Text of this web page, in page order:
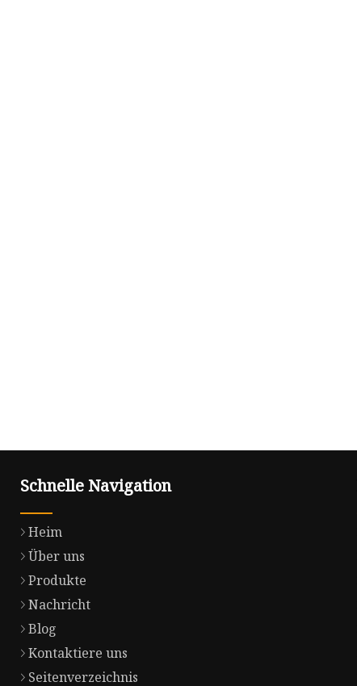
Schnelle Navigation
Heim
Über uns
Produkte
Nachricht
Blog
Kontaktiere uns
Seitenverzeichnis